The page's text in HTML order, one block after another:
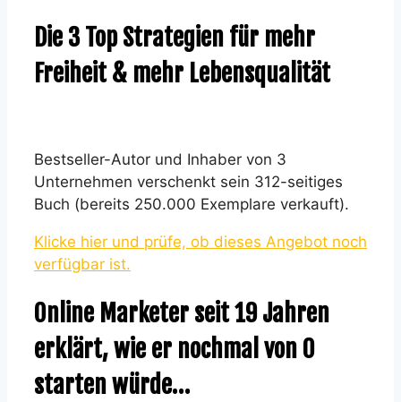
Die 3 Top Strategien für mehr
Freiheit & mehr Lebensqualität
Bestseller-Autor und Inhaber von 3
Unternehmen verschenkt sein 312-seitiges
Buch (bereits 250.000 Exemplare verkauft).
Klicke hier und prüfe, ob dieses Angebot noch
verfügbar ist.
Online Marketer seit 19 Jahren
erklärt, wie er nochmal von 0
starten würde…